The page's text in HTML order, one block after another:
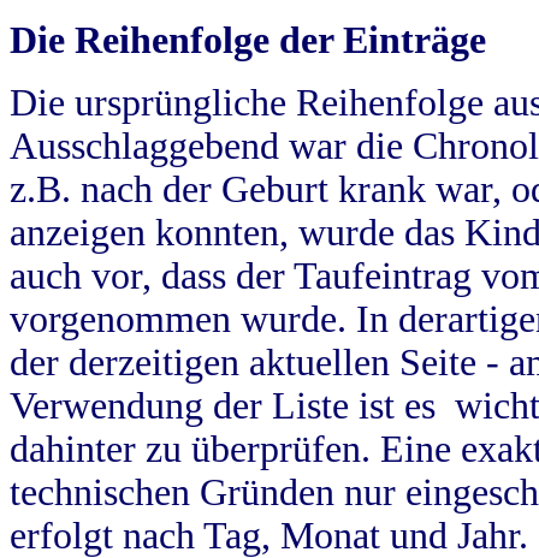
Die Reihenfolge der Einträge
Die ursprüngliche Reihenfolge
Ausschlaggebend war die
z.B. nach der Geburt krank war,
anzeigen konnten, wurde das
auch vor, dass der Taufeintrag
vorgenommen wurde. In
der derzeitigen aktuellen Seite -
Verwendung der Liste ist es
dahinter zu überprüfen. Eine
technischen Gründen nur
erfolgt nach Tag, Monat und Jahr.